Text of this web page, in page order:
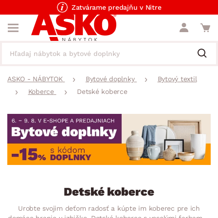
Zatvárame predajňu v Nitre
ASKO - NÁBYTOK Bytové doplnky
Bytový textil
Koberce
Detské koberce
Detské koberce
Urobte svojim deťom radosť a kúpte im koberec pre ich